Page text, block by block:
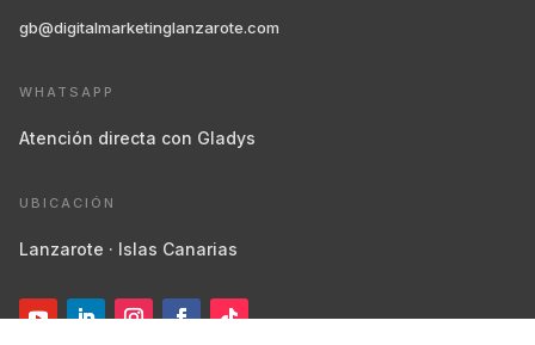
gb@digitalmarketinglanzarote.com
WHATSAPP
Atención directa con Gladys
UBICACIÓN
Lanzarote · Islas Canarias